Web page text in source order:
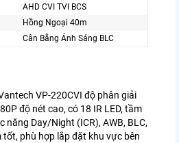
AHD CVI TVI BCS
Hồng Ngoại 40m
Cân Bằng Ánh Sáng BLC
VP-220CVI độ phân giải
độ nét cao, có 18 IR LED, tầm
năng Day/Night (ICR), AWB, BLC,
tốt, phù hợp lắp đặt khu vực bên